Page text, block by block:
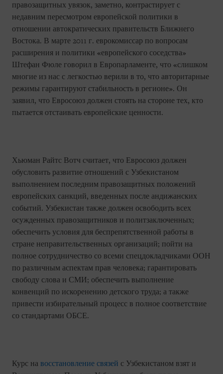
правозащитных увязок, заметно, контрастирует с
недавним пересмотром европейской политики в
отношении автократических правительств Ближнего
Востока. В марте 2011 г. еврокомиссар по вопросам
расширения и политики «европейского соседства»
Штефан Фюле говорил в Европарламенте, что «слишком
многие из нас с легкостью верили в то, что авторитарные
режимы гарантируют стабильность в регионе». Он
заявил, что Евросоюз должен стоять на стороне тех, кто
пытается отстаивать европейские ценности.
Хьюман Райтс Вотч считает, что Евросоюз должен
обусловить развитие отношений с Узбекистаном
выполнением последним правозащитных положений
европейских санкций, введенных после андижанских
событий. Узбекистан также должен освободить всех
осужденных правозащитников и политзаключенных;
обеспечить условия для беспрепятственной работы в
стране неправительственных организаций; пойти на
полное сотрудничество со всеми спецдокладчиками ООН
по различным аспектам прав человека; гарантировать
свободу слова и СМИ; обеспечить выполнение
конвенций по искоренению детского труда; а также
привести избирательный процесс в полное соответствие
со стандартами ОБСЕ.
Курс на восстановление связей с Узбекистаном взят и